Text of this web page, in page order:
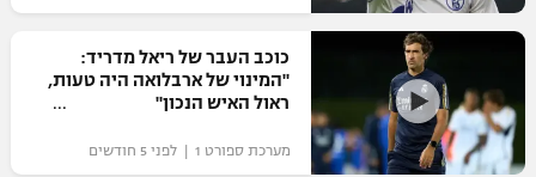
גביע הטוטו
ליגיונרים
ליגת האלופות
ליגה אירופית
ליגה אנגלית
כדורסל ישראלי
ליגת ווינר סל
כדורסל עולמי
כוכב העבר של ריאל מדריד:
"המינוי של ארבלואה היה טעות,
ראול האיש הנכון"
מערכת ספורט 1 | לפני 5 חודשים